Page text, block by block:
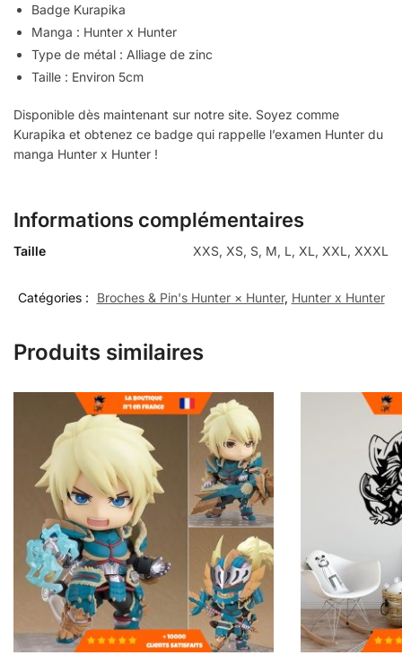
Badge Kurapika
Manga : Hunter x Hunter
Type de métal : Alliage de zinc
Taille : Environ 5cm
Disponible dès maintenant sur notre site. Soyez comme
Kurapika et obtenez ce badge qui rappelle l’examen Hunter du
manga Hunter x Hunter !
Informations complémentaires
Taille XXS, XS, S, M, L, XL, XXL, XXXL
Catégories : Broches & Pin's Hunter × Hunter, Hunter x Hunter
Produits similaires